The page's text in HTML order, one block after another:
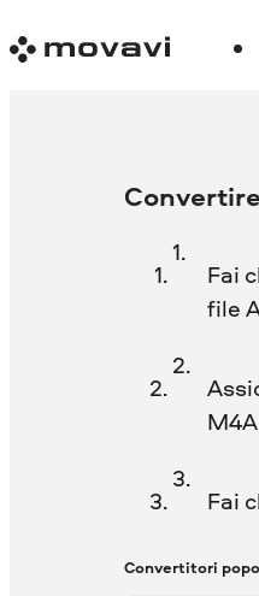
Fai
file
Fai
Convertitori